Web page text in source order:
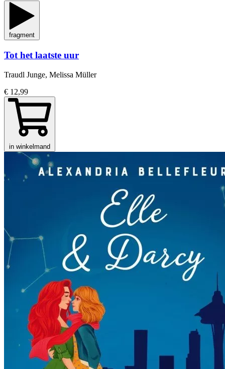
fragment
Tot het laatste uur
Traudl Junge, Melissa Müller
€ 12,99
in winkelmand